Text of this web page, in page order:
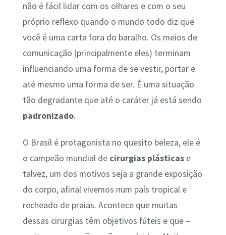
não é fácil lidar com os olhares e com o seu
próprio reflexo quando o mundo todo diz que
você é uma carta fora do baralho. Os meios de
comunicação (principalmente eles) terminam
influenciando uma forma de se vestir, portar e
até mesmo uma forma de ser. É uma situação
tão degradante que até o caráter já está sendo
padronizado.
O Brasil é protagonista no quesito beleza, ele é
o campeão mundial de cirurgias plásticase
talvez, um dos motivos seja a grande exposição
do corpo, afinal vivemos num país tropical e
recheado de praias. Acontece que muitas
dessas cirurgias têm objetivos fúteis e que –